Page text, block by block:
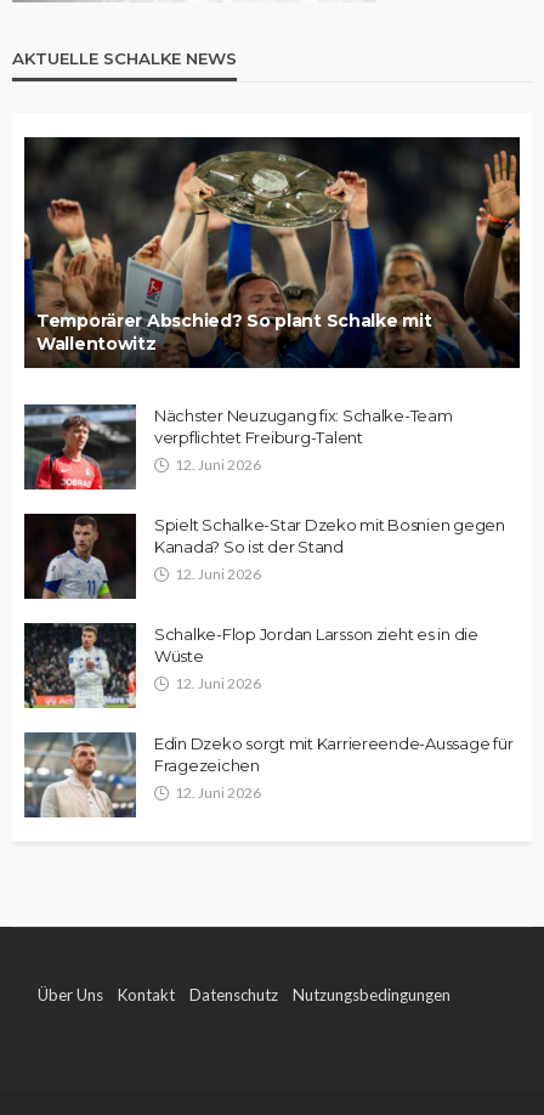
AKTUELLE SCHALKE NEWS
Temporärer Abschied? So plant Schalke mit
Wallentowitz
Nächster Neuzugang fix: Schalke-Team
verpflichtet Freiburg-Talent
12. Juni 2026
Spielt Schalke-Star Dzeko mit Bosnien gegen
Kanada? So ist der Stand
12. Juni 2026
Schalke-Flop Jordan Larsson zieht es in die
Wüste
12. Juni 2026
Edin Dzeko sorgt mit Karriereende-Aussage für
Fragezeichen
12. Juni 2026
Über Uns Kontakt Datenschutz Nutzungsbedingungen